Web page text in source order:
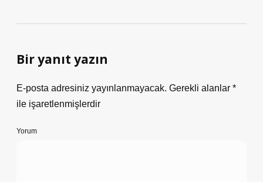
Bir yanıt yazın
E-posta adresiniz yayınlanmayacak. Gerekli alanlar *
ile işaretlenmişlerdir
Yorum